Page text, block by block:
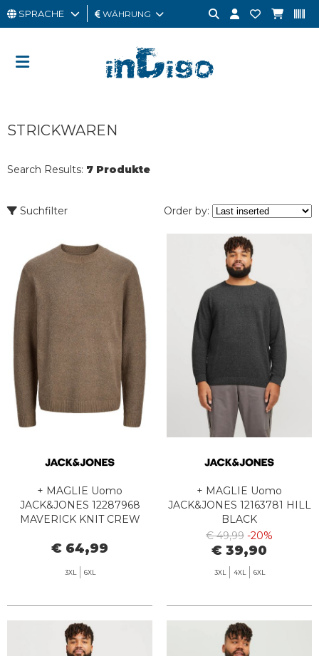
MANN
OUTLET
BRAND
SPRACHE WÄHRUNG
STRICKWAREN
Search Results: 7 Produkte
Suchfilter Order by:
+ MAGLIE Uomo
JACK&JONES 12287968
MAVERICK KNIT CREW
€ 64,99
3XL 6XL
+ MAGLIE Uomo
JACK&JONES 12163781 HILL
BLACK
€ 49,99 -20%
€ 39,90
3XL 4XL 6XL